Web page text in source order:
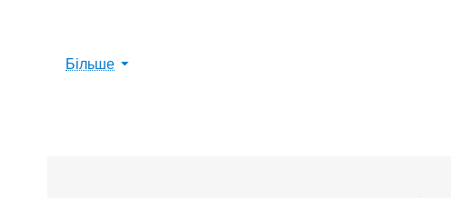
Текстильні меблі доступні за ціною, швидко
Більше